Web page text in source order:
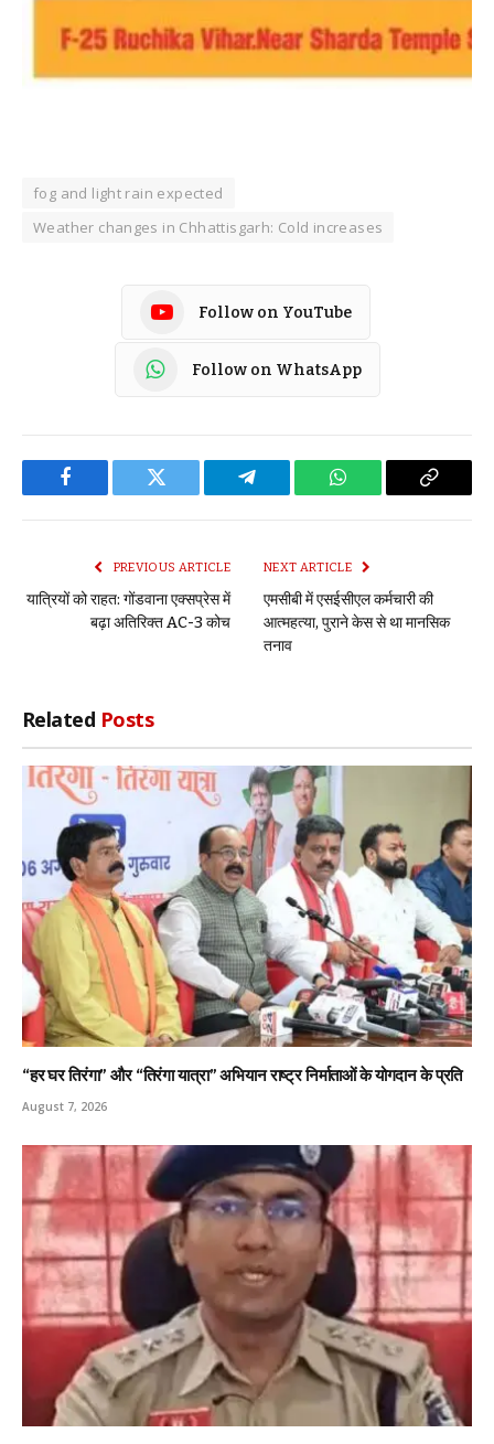
fog and light rain expected
Weather changes in Chhattisgarh: Cold increases
Follow on YouTube
Follow on WhatsApp
Facebook Twitter Telegram WhatsApp Copy
PREVIOUS ARTICLE
यात्रियों को राहत: गोंडवाना एक्सप्रेस में
बढ़ा अतिरिक्त AC-3 कोच
NEXT ARTICLE
एमसीबी में एसईसीएल कर्मचारी की
आत्महत्या, पुराने केस से था मानसिक
तनाव
Related Posts
“हर घर तिरंगा” और “तिरंगा यात्रा” अभियान राष्ट्र निर्माताओं के योगदान के प्रति
August 7, 2026